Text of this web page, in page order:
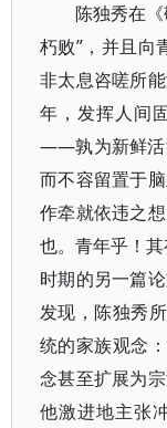
陈独秀在
朽败”，并且向
非太息咨嗟所
年，发挥人间
——孰为新鲜活
而不容留置于
作牵就依违之
也。青年乎！
时期的另一篇
发现，陈独秀
统的家族观念
念甚至扩展为
他激进地主张